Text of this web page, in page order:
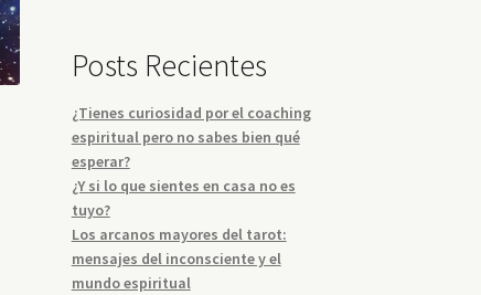
Posts Recientes
¿Tienes curiosidad por el coaching
espiritual pero no sabes bien qué
esperar?
¿Y si lo que sientes en casa no es
tuyo?
Los arcanos mayores del tarot:
mensajes del inconsciente y el
mundo espiritual